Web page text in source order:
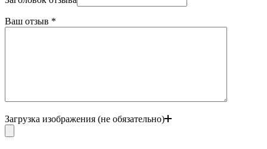
Ваш отзыв *
Загрузка изображения (не обязательно)